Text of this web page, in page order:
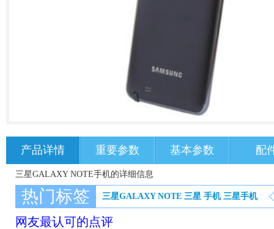
产品详情 重要参数 基本参数 配
三星GALAXY NOTE手机的详细信息
热门标签 三星GALAXY NOTE 三星 手机 三星手机
网友最认可的点评